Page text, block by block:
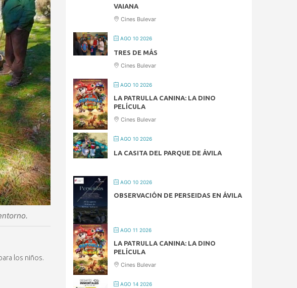
los niños.
VAIANA
Cines Bulevar
AGO 10 2026
TRES DE MÁS
Cines Bulevar
AGO 10 2026
LA PATRULLA CANINA: LA DINO
PELÍCULA
Cines Bulevar
AGO 10 2026
LA CASITA DEL PARQUE DE ÁVILA
AGO 10 2026
OBSERVACIÓN DE PERSEIDAS EN ÁVILA
AGO 11 2026
LA PATRULLA CANINA: LA DINO
PELÍCULA
Cines Bulevar
AGO 14 2026